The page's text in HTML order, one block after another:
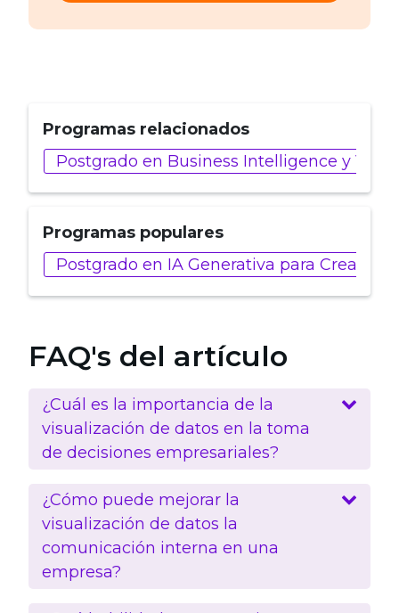
Programas relacionados
Postgrado en Business Intelligence y
Programas populares
Postgrado en IA Generativa para
FAQ's del artículo
¿Cuál es la importancia de la
visualización de datos en la toma
de decisiones empresariales?
¿Cómo puede mejorar la
visualización de datos la
comunicación interna en una
empresa?